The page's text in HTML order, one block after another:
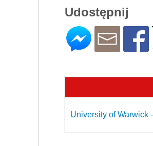
Udostępnij
University of Warwick